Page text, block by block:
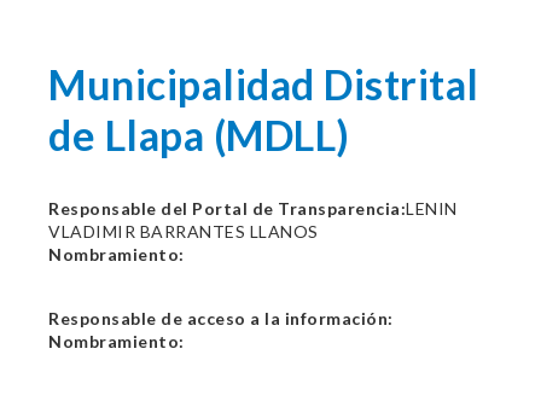
Municipalidad Distrital
de Llapa (MDLL)
Responsable del Portal de Transparencia:LENIN
VLADIMIR BARRANTES LLANOS
Nombramiento:
Responsable de acceso a la información:
Nombramiento: